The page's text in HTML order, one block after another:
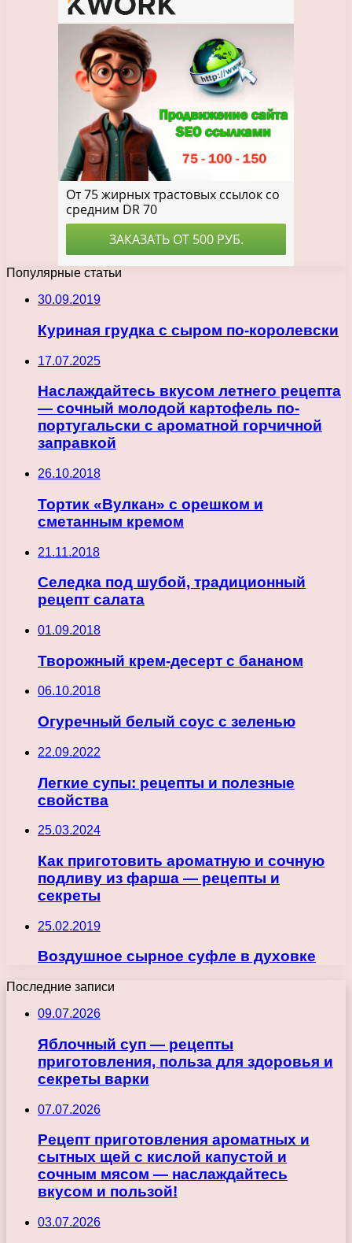
Популярные статьи
30.09.2019
Куриная грудка с сыром по-королевски
17.07.2025
Наслаждайтесь вкусом летнего рецепта
— сочный молодой картофель по-
португальски с ароматной горчичной
заправкой
26.10.2018
Тортик «Вулкан» с орешком и
сметанным кремом
21.11.2018
Селедка под шубой, традиционный
рецепт салата
01.09.2018
Творожный крем-десерт с бананом
06.10.2018
Огуречный белый соус с зеленью
22.09.2022
Легкие супы: рецепты и полезные
свойства
25.03.2024
Как приготовить ароматную и сочную
подливу из фарша — рецепты и
секреты
25.02.2019
Воздушное сырное суфле в духовке
Последние записи
09.07.2026
Яблочный суп — рецепты
приготовления, польза для здоровья и
секреты варки
07.07.2026
Рецепт приготовления ароматных и
сытных щей с кислой капустой и
сочным мясом — наслаждайтесь
вкусом и пользой!
03.07.2026